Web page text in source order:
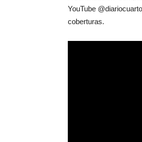
YouTube
coberturas.